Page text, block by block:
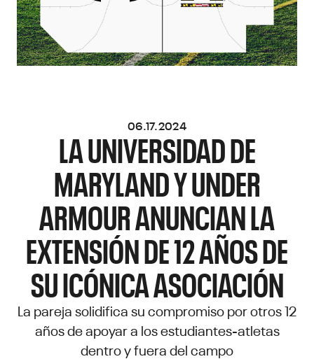
06.17.2024
LA UNIVERSIDAD DE
MARYLAND Y UNDER
ARMOUR ANUNCIAN LA
EXTENSIÓN DE 12 AÑOS DE
SU ICÓNICA ASOCIACIÓN
La pareja solidifica su compromiso por otros 12
años de apoyar a los estudiantes-atletas
dentro y fuera del campo